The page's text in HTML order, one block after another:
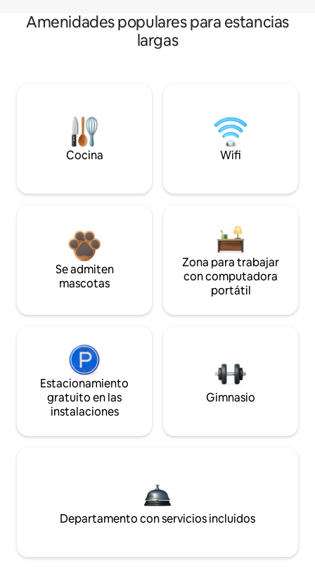
Amenidades populares para estancias
largas
Cocina Wifi
Se admiten
mascotas
Zona para trabajar
con computadora
portátil
Estacionamiento
gratuito en las
instalaciones
Gimnasio
Departamento con servicios incluidos